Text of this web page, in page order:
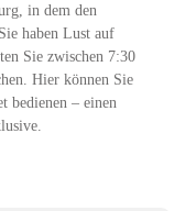
in dem den
haben Lust auf
Sie zwischen 7:30
Hier können Sie
bedienen – einen